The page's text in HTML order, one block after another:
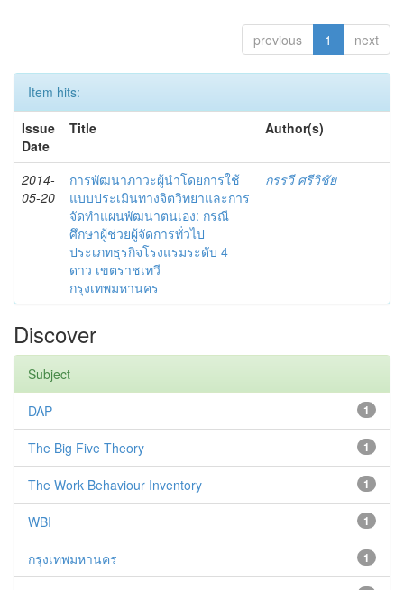
previous 1 next
Item hits:
Issue
Date
Title Author(s)
2014-
05-20
การพัฒนาภาวะผู้นำโดยการใช้
แบบประเมินทางจิตวิทยาและการ
จัดทำแผนพัฒนาตนเอง: กรณี
ศึกษาผู้ช่วยผู้จัดการทั่วไป
ประเภทธุรกิจโรงแรมระดับ 4
ดาว เขตราชเทวี
กรุงเทพมหานคร
กรรวี ศรีวิชัย
Discover
Subject
1
DAP
1
The Big Five Theory
1
The Work Behaviour Inventory
1
WBI
1
กรุงเทพมหานคร